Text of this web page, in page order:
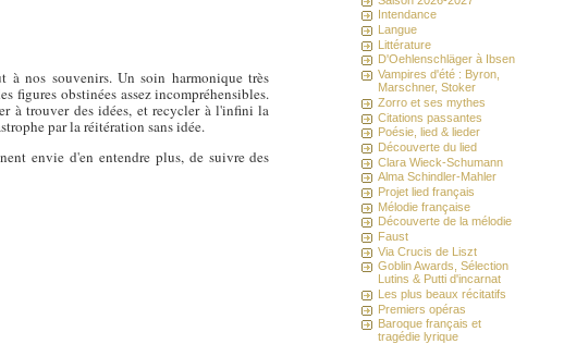
à nos souvenirs. Un soin harmonique très
figures obstinées assez incompréhensibles.
à trouver des idées, et recycler à l'infini la
par la réitération sans idée.
envie d'en entendre plus, de suivre des
Intendance
Langue
Littérature
D'Oehlenschläger à Ibsen
Vampires d'été : Byron,
Marschner, Stoker
Zorro et ses mythes
Citations passantes
Poésie, lied & lieder
Découverte du lied
Clara Wieck-Schumann
Alma Schindler-Mahler
Projet lied français
Mélodie française
Découverte de la mélodie
Faust
Via Crucis de Liszt
Goblin Awards, Sélection
Lutins & Putti d'incarnat
Les plus beaux récitatifs
Premiers opéras
Baroque français et
tragédie lyrique